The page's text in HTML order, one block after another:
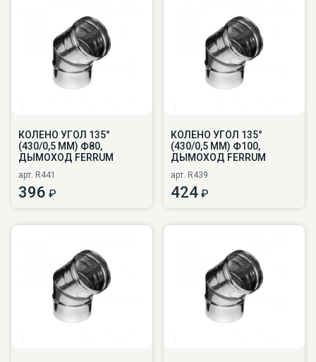
КОЛЕНО УГОЛ 135°
(430/0,5 ММ) Ф80,
ДЫМОХОД FERRUM
арт. R441
396 ₽
КОЛЕНО УГОЛ 135°
(430/0,5 ММ) Ф100,
ДЫМОХОД FERRUM
арт. R439
424 ₽